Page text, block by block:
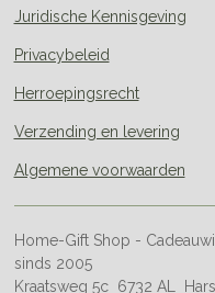
Juridische Kennisgeving
Privacybeleid
Herroepingsrecht
Verzending en levering
Algemene voorwaarden
Home-Gift Shop -
sinds 2005
Kraatsweg 5c 6732 AL